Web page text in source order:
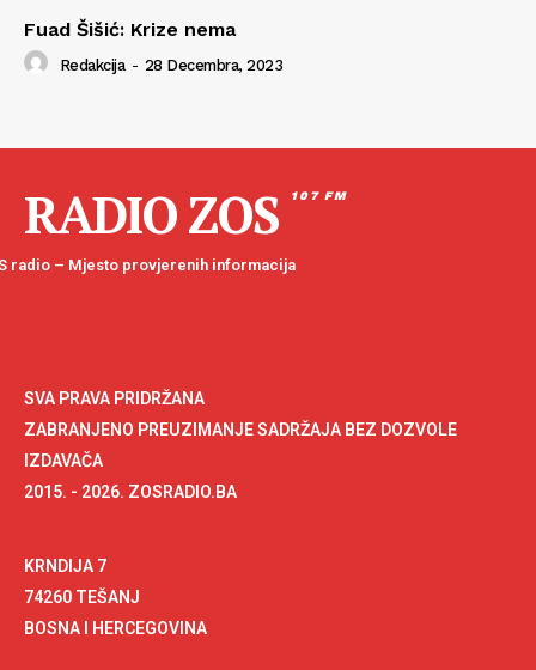
Fuad Šišić: Krize nema
Redakcija - 28 Decembra, 2023
RADIO ZOS 107 FM
radio – Mjesto provjerenih informacija
SVA PRAVA PRIDRŽANA
ZABRANJENO PREUZIMANJE SADRŽAJA BEZ DOZVOLE
IZDAVAČA
2015. - 2026. ZOSRADIO.BA
KRNDIJA 7
74260 TEŠANJ
BOSNA I HERCEGOVINA